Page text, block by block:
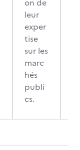
on de
leur
exper
tise
sur les
marc
hés
publi
cs.